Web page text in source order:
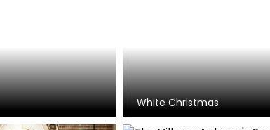
White Christmas